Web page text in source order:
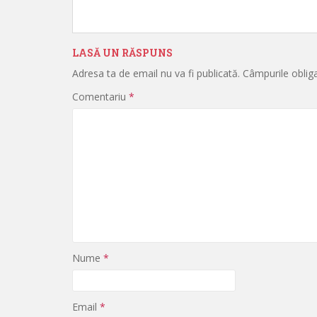
LASĂ UN RĂSPUNS
Adresa ta de email nu va fi publicată. Câmpurile
Comentariu *
Nume *
Email *